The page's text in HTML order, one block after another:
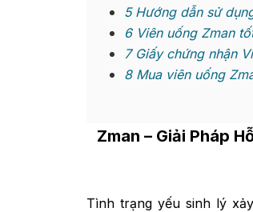
5Hướng dẫn sử
6Viên uống Zman
7Giấy chứng nhận
8Mua viên uống
Zman – Giải Pháp
Tình trạng yếu sinh lý